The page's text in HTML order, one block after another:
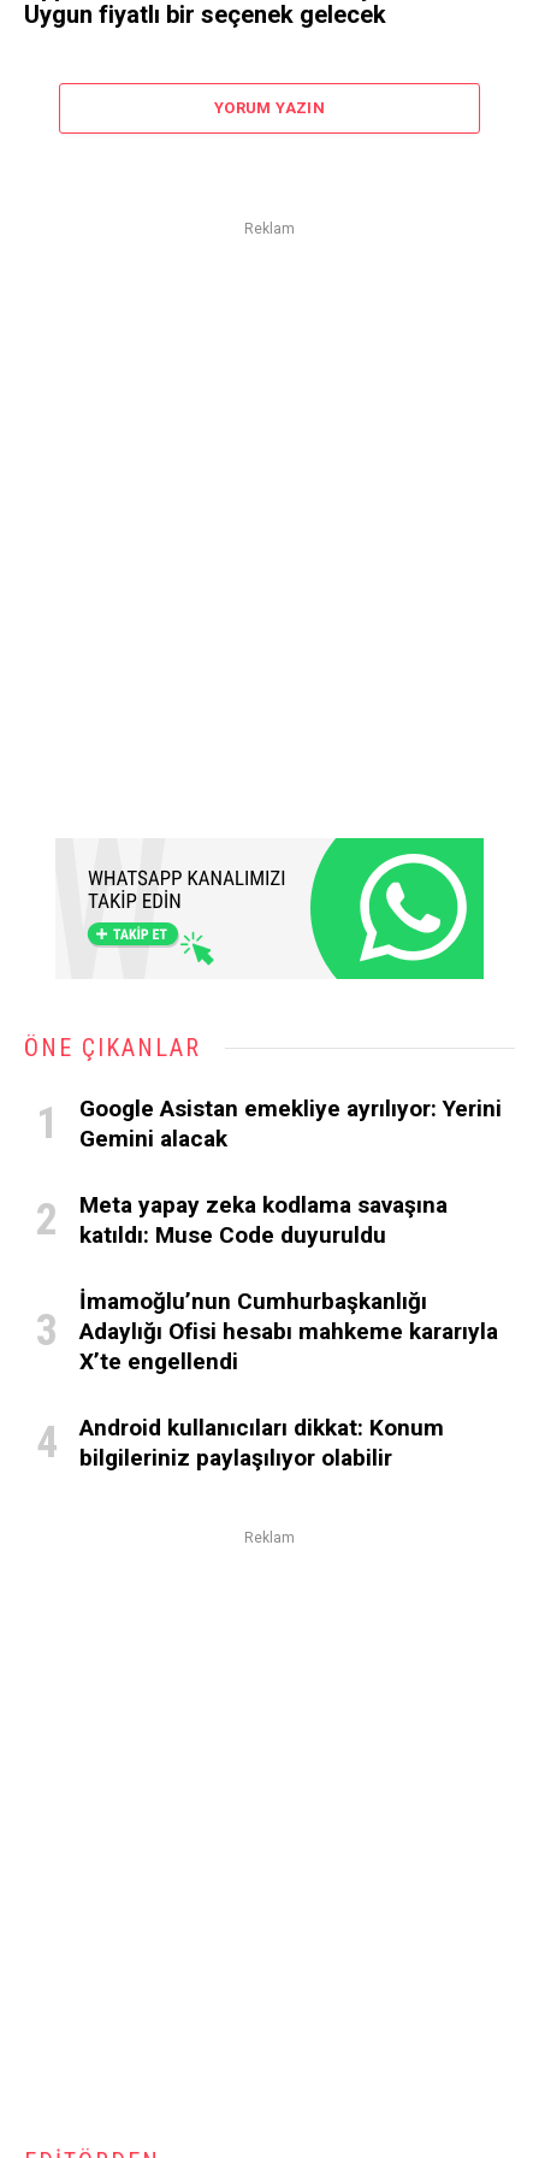
Uygun fiyatlı bir seçenek gelecek
YORUM YAZIN
Reklam
ÖNE ÇIKANLAR
Google Asistan emekliye ayrılıyor: Yerini
Gemini alacak
Meta yapay zeka kodlama savaşına
katıldı: Muse Code duyuruldu
İmamoğlu’nun Cumhurbaşkanlığı
Adaylığı Ofisi hesabı mahkeme kararıyla
X’te engellendi
Android kullanıcıları dikkat: Konum
bilgileriniz paylaşılıyor olabilir
Reklam